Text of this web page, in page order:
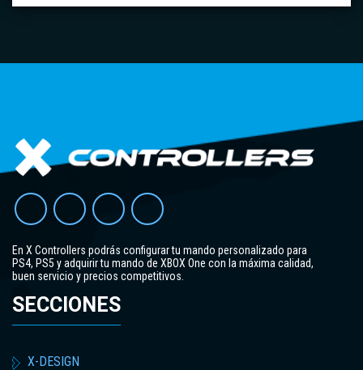
En X Controllers podrás configurar tu mando personalizado para
PS4, PS5 y adquirir tu mando de XBOX One con la máxima calidad,
buen servicio y precios competitivos.
SECCIONES
X-DESIGN